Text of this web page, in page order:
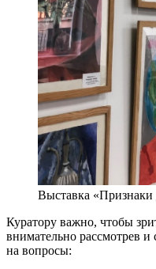
Выставка «Признаки
Куратору важно, чтобы
внимательно рассмотрев
на вопросы: